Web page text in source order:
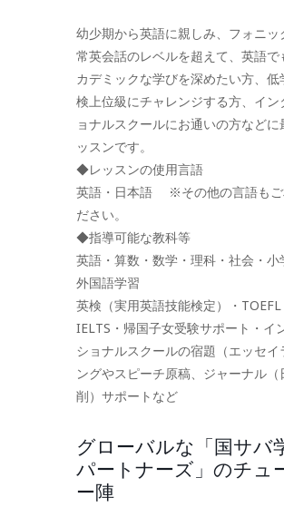
幼少期から英語に親しみ、フォニッ
常英会話のレベルを超えて、英語で
カデミックな学びを深めたい方、低
検上位級にチャレンジする方、イン
ョナルスクールにお通いの方などに
ッスンです。
◆レッスンの使用言語
英語・日本語 ※その他の言語もご
ださい。
◆指導可能な教科等
英語・算数・数学・理科・社会・小
外国語学習
英検（実用英語技能検定）・TOEFL
IELTS・帰国子女受験サポート・イ
ショナルスクールの宿題（エッセイ
ングやスピーチ原稿、ジャーナル（
削）サポートなど
グローバルな「国サバ
パートナーズ」のチュ
ー陣